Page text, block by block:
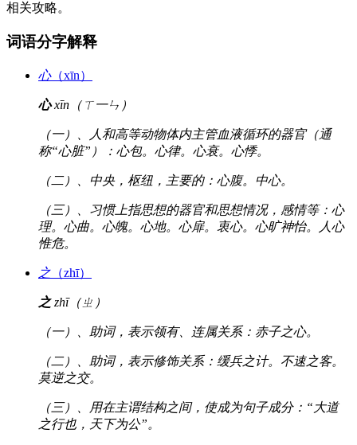
相关攻略。
词语分字解释
心（xīn）
心xīn（ㄒ一ㄣ）
（一）、人和高等动物体内主管血液循环的器官（通
称“心脏”）：心包。心律。心衰。心悸。
（二）、中央，枢纽，主要的：心腹。中心。
（三）、习惯上指思想的器官和思想情况，感情等：心
理。心曲。心魄。心地。心扉。衷心。心旷神怡。人心
惟危。
之 （zhī）
之zhī（ㄓ）
（一）、助词，表示领有、连属关系：赤子之心。
（二）、助词，表示修饰关系：缓兵之计。不速之客。
莫逆之交。
（三）、用在主谓结构之间，使成为句子成分：“大道
之行也，天下为公”。